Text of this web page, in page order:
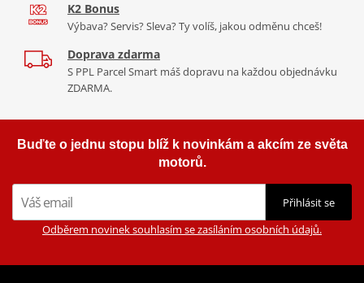
✔ Okamžité doručení e-mailem
✔ PDF připravené k vytištění
Praze a Liberci.
K2 Bonus
Výbava? Servis? Sleva? Ty volíš, jakou odměnu chceš!
Doprava zdarma
S PPL Parcel Smart máš dopravu na každou objednávku
ZDARMA.
Buďte o jednu stopu blíž k novinkám a akcím ze světa
motorů.
Přihlásit se
Odběrem novinek souhlasím se zasíláním osobních údajů.